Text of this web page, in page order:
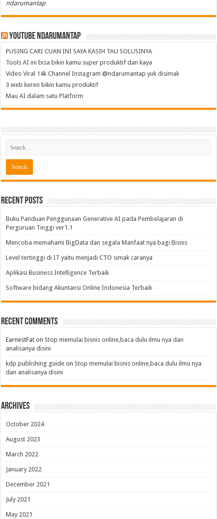
ndarumantap
Youtube NdaruMantap
PUSING CARI CUAN INI SAYA KASIH TAU SOLUSINYA
Tools AI ini bisa bikin kamu super produktif dan kaya
Video Viral 14k Channel Instagram @ndarumantap yuk disimak
3 web keren bikin kamu produktif
Mau AI dalam satu Platform
Recent Posts
Buku Panduan Penggunaan Generative AI pada Pembelajaran di
Perguruan Tinggi ver1.1
Mencoba memahami BigData dan segala Manfaat nya bagi Bisnis
Level tertinggi di IT yaitu menjadi CTO simak caranya
Aplikasi Business Intelligence Terbaik
Software bidang Akuntansi Online Indonesia Terbaik
Recent Comments
EarnestFat onStop memulai bisnis online,baca dulu ilmu nya dan
analisanya disini
kdp publishing guide onStop memulai bisnis online,baca dulu ilmu nya
dan analisanya disini
Archives
October 2024
August 2023
March 2022
January 2022
December 2021
July 2021
May 2021